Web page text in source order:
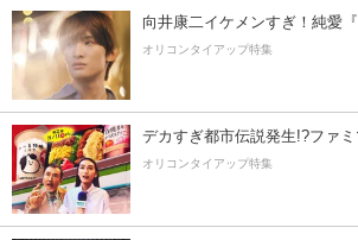
向井康二イケメンすぎ！純愛
オリコンタイアップ特集
デカすぎ都市伝説発生!?ファ
オリコンタイアップ特集